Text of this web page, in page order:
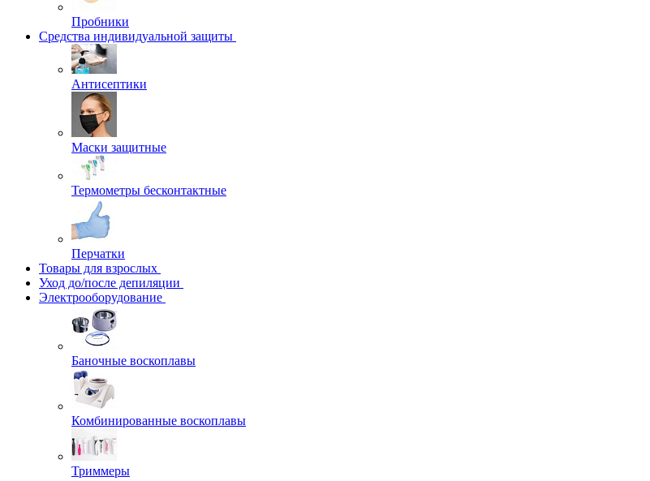
Пробники
Средства индивидуальной защиты
Антисептики
Маски защитные
Термометры бесконтактные
Перчатки
Товары для взрослых
Уход до/после депиляции
Электрооборудование
Баночные воскоплавы
Комбинированные воскоплавы
Триммеры